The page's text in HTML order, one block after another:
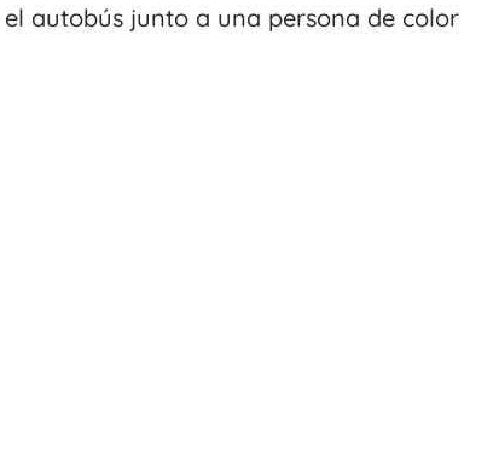
autobús junto a una persona de color